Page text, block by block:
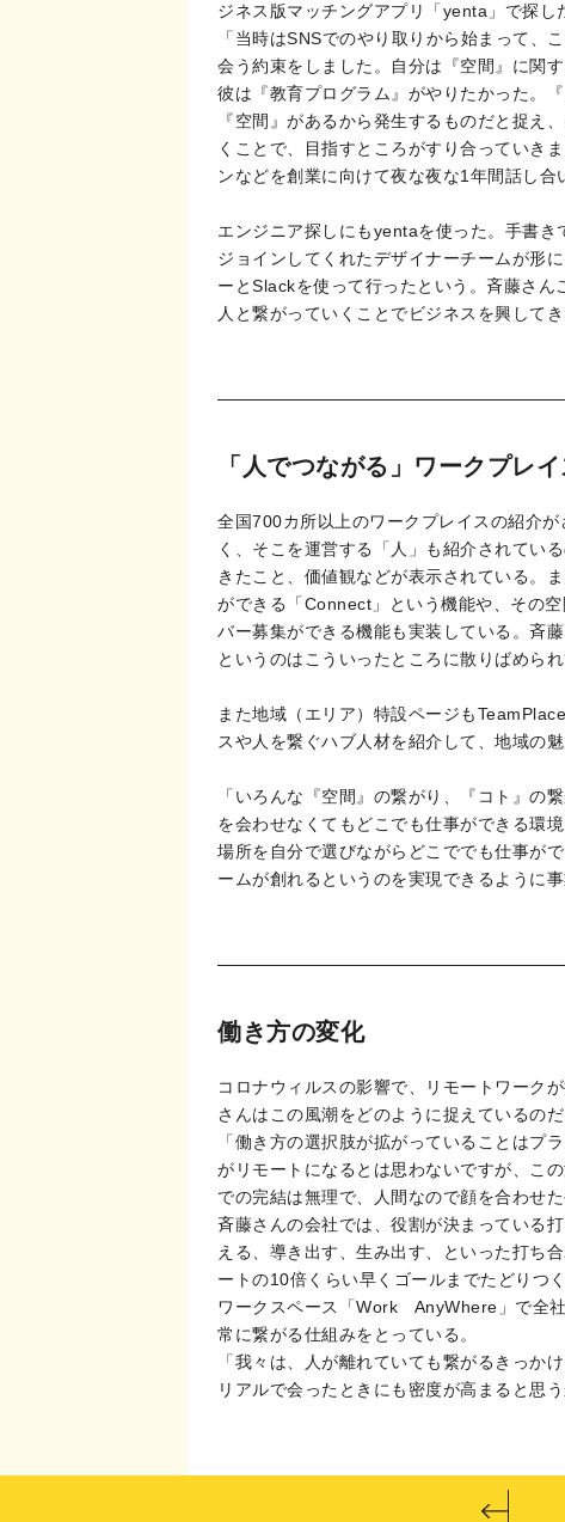
ジネス版マッチングアプリ「yenta」で探し
「当時はSNSでのやり取りから始まって、
会う約束をしました。自分は『空間』に関
彼は『教育プログラム』がやりたかった。
『空間』があるから発生するものだと捉え
くことで、目指すところがすり合っていき
ンなどを創業に向けて夜な夜な1年間話し合
エンジニア探しにもyentaを使った。手書
ジョインしてくれたデザイナーチームが形
ーとSlackを使って行ったという。斉藤さん
人と繋がっていくことでビジネスを興して
「人でつながる」ワークプレ
全国700カ所以上のワークプレイスの紹介
く、そこを運営する「人」も紹介されてい
きたこと、価値観などが表示されている。
ができる「Connect」という機能や、その
バー募集ができる機能も実装している。斉
というのはこういったところに散りばめられ
また地域（エリア）特設ページも
スや人を繋ぐハブ人材を紹介して、地域の魅
「いろんな『空間』の繋がり、『コト』の
を会わせなくてもどこでも仕事ができる環
場所を自分で選びながらどこででも仕事が
ームが創れるというのを実現できるように
働き方の変化
コロナウィルスの影響で、リモートワーク
さんはこの風潮をどのように捉えているのだ
「働き方の選択肢が拡がっていることはプ
がリモートになるとは思わないですが、こ
での完結は無理で、人間なので顔を合わせ
斉藤さんの会社では、役割が決まっている
える、導き出す、生み出す、といった打ち
ートの10倍くらい早くゴールまでたどりつ
ワークスペース「Work AnyWhere」で全
常に繋がる仕組みをとっている。
「我々は、人が離れていても繋がるきっか
リアルで会ったときにも密度が高まると思う